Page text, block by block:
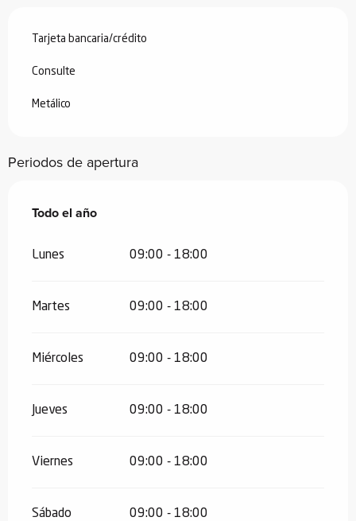
Tarjeta bancaria/crédito
Consulte
Metálico
Periodos de apertura
Todo el año
Todo el año
Lunes 09:00 - 18:00
Martes 09:00 - 18:00
Miércoles 09:00 - 18:00
Jueves 09:00 - 18:00
Viernes 09:00 - 18:00
Sábado 09:00 - 18:00